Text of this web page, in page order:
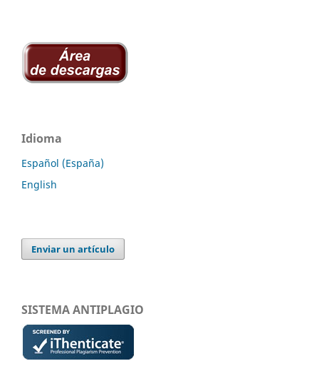
Idioma
Español (España)
English
Enviar un artículo
SISTEMA ANTIPLAGIO